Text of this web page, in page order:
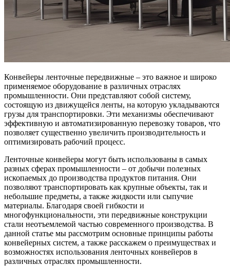
Конвейеры ленточные передвижные – это важное и широко
применяемое оборудование в различных отраслях
промышленности. Они представляют собой систему,
состоящую из движущейся ленты, на которую укладываются
грузы для транспортировки. Эти механизмы обеспечивают
эффективную и автоматизированную перевозку товаров, что
позволяет существенно увеличить производительность и
оптимизировать рабочий процесс.
Ленточные конвейеры могут быть использованы в самых
разных сферах промышленности – от добычи полезных
ископаемых до производства продуктов питания. Они
позволяют транспортировать как крупные объекты, так и
небольшие предметы, а также жидкости или сыпучие
материалы. Благодаря своей гибкости и
многофункциональности, эти передвижные конструкции
стали неотъемлемой частью современного производства. В
данной статье мы рассмотрим основные принципы работы
конвейерных систем, а также расскажем о преимуществах и
возможностях использования ленточных конвейеров в
различных отраслях промышленности.